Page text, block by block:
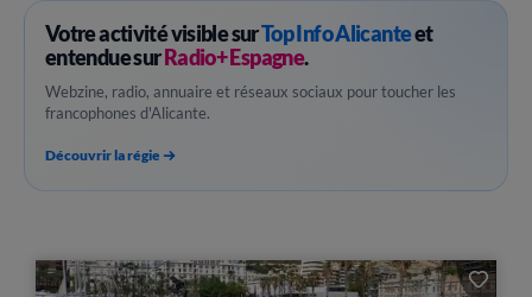
Votre activité visible surTop Info Alicanteet
entendue surRadio+ Espagne.
Webzine, radio, annuaire et réseaux sociaux pour toucher les
francophones d'Alicante.
Découvrir la régie